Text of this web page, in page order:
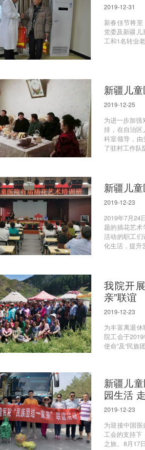
2019-12-31
新春佳节将
党委及新疆
工和1名转
新疆儿
2019-12-25
为进一步加强
排，在自治
科室领导，
了驻村工作
新疆儿
2019-12-23
​2019年7月24
题的插花艺
活动的职工
化生活，提升
我院开
亲”联谊
2019-12-23
为丰富离退
院工会于
使命”及“民族
新疆儿
园生活
2019-12-23
为迎接中国
工会的支持下
之旅。8月17